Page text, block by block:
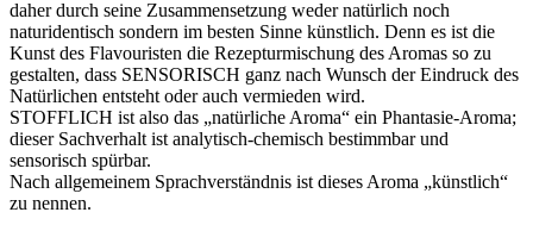
daher durch seine Zusammensetzung weder natürlich noch
naturidentisch sondern im besten Sinne künstlich. Denn es ist die
Kunst des Flavouristen die Rezepturmischung des Aromas so zu
gestalten, dass SENSORISCH ganz nach Wunsch der Eindruck des
Natürlichen entsteht oder auch vermieden wird.
STOFFLICH ist also das „natürliche Aroma“ ein Phantasie-Aroma;
dieser Sachverhalt ist analytisch-chemisch bestimmbar und
sensorisch spürbar.
Nach allgemeinem Sprachverständnis ist dieses Aroma „künstlich“
zu nennen.